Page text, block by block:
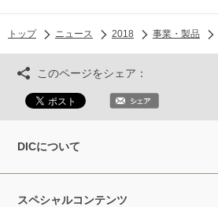
トップ ニュース 2018 事業・製品
このページをシェア：
DICについて
スペシャルコンテンツ